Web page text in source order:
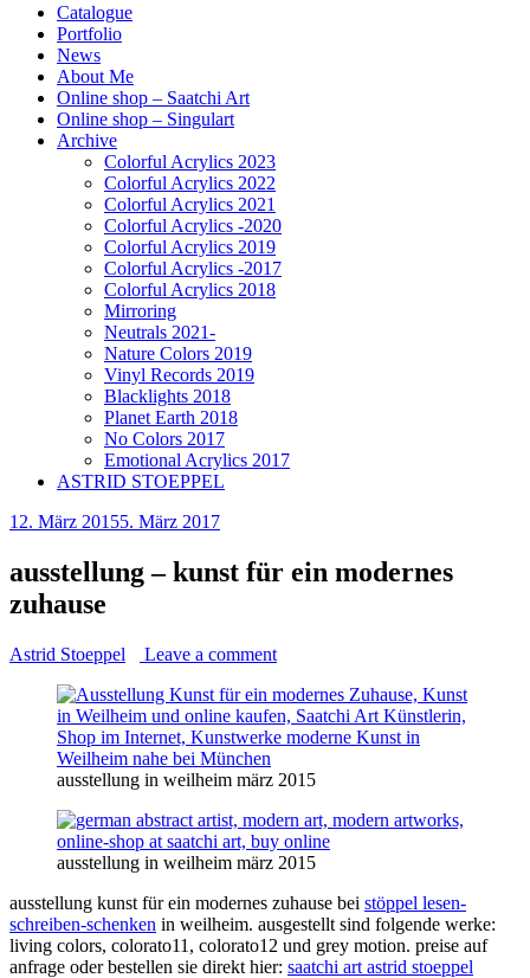
Catalogue
Portfolio
News
About Me
Online shop – Saatchi Art
Online shop – Singulart
Archive
Colorful Acrylics 2023
Colorful Acrylics 2022
Colorful Acrylics 2021
Colorful Acrylics -2020
Colorful Acrylics 2019
Colorful Acrylics -2017
Colorful Acrylics 2018
Mirroring
Neutrals 2021-
Nature Colors 2019
Vinyl Records 2019
Blacklights 2018
Planet Earth 2018
No Colors 2017
Emotional Acrylics 2017
ASTRID STOEPPEL
12. März 20155. März 2017
ausstellung – kunst für ein modernes
zuhause
Astrid Stoeppel Leave a comment
ausstellung in weilheim märz 2015
ausstellung in weilheim märz 2015
ausstellung kunst für ein modernes zuhause bei stöppel lesen-
schreiben-schenken in weilheim. ausgestellt sind folgende werke:
living colors, colorato11, colorato12 und grey motion. preise auf
anfrage oder bestellen sie direkt hier: saatchi art astrid stoeppel